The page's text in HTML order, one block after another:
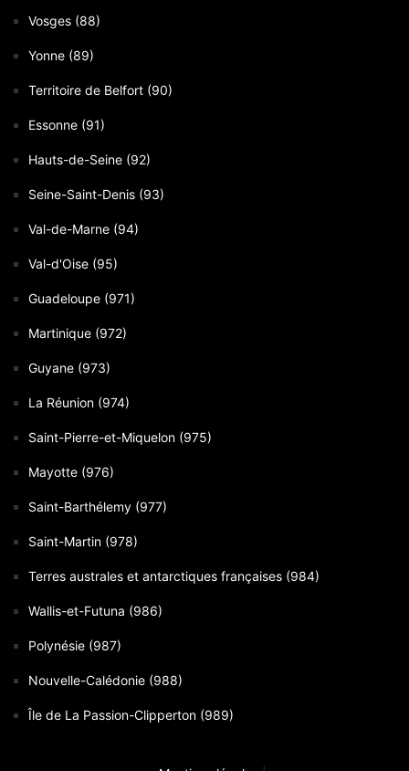
Vosges (88)
Yonne (89)
Territoire de Belfort (90)
Essonne (91)
Hauts-de-Seine (92)
Seine-Saint-Denis (93)
Val-de-Marne (94)
Val-d'Oise (95)
Guadeloupe (971)
Martinique (972)
Guyane (973)
La Réunion (974)
Saint-Pierre-et-Miquelon (975)
Mayotte (976)
Saint-Barthélemy (977)
Saint-Martin (978)
Terres australes et antarctiques françaises (984)
Wallis-et-Futuna (986)
Polynésie (987)
Nouvelle-Calédonie (988)
Île de La Passion-Clipperton (989)